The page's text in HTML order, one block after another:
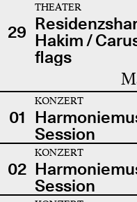
29
THEATER
Hakim /
flags
01
KONZERT
Session
02
KONZERT
Session